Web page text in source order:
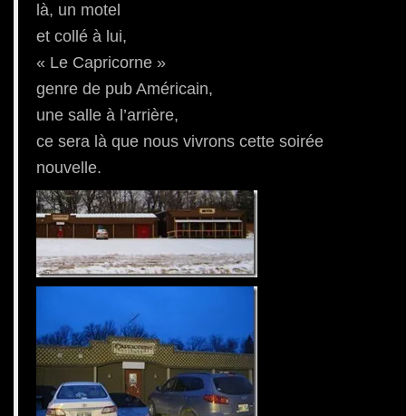
là, un motel
et collé à lui,
« Le Capricorne »
genre de pub Américain,
une salle à l’arrière,
ce sera là que nous vivrons cette soirée
nouvelle.